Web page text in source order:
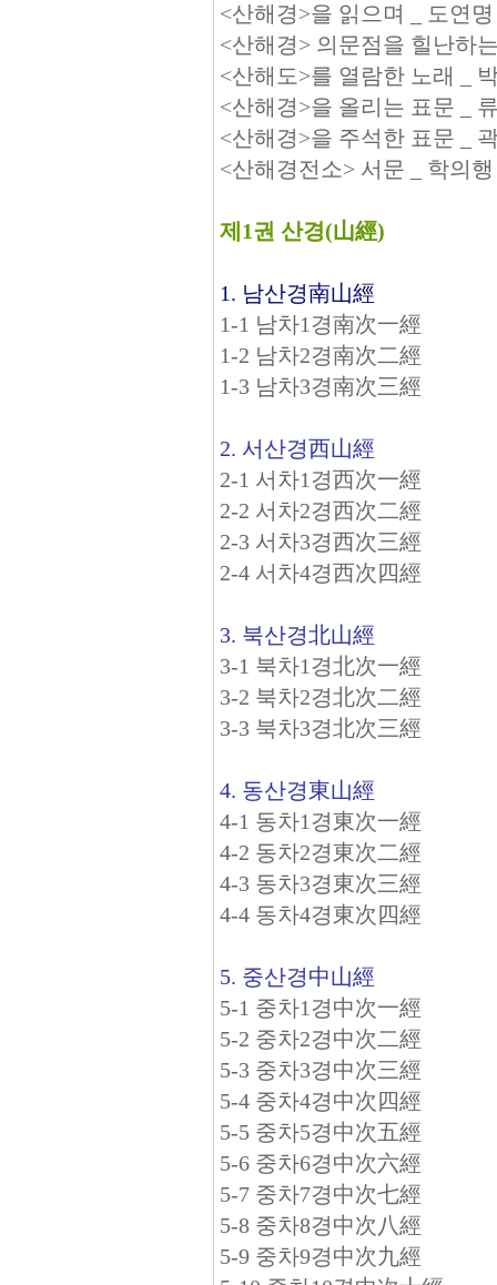
<산해경>을 읽으며 _ 도연명
<산해경> 의문점을 힐난하
<산해도>를 열람한 노래 _
<산해경>을 올리는 표문 _
<산해경>을 주석한 표문 _
<산해경전소> 서문 _ 학의
제1권 산경(山經)
1. 남산경南山經
1-1 남차1경南次一經
1-2 남차2경南次二經
1-3 남차3경南次三經
2. 서산경西山經
2-1 서차1경西次一經
2-2 서차2경西次二經
2-3 서차3경西次三經
2-4 서차4경西次四經
3. 북산경北山經
3-1 북차1경北次一經
3-2 북차2경北次二經
3-3 북차3경北次三經
4. 동산경東山經
4-1 동차1경東次一經
4-2 동차2경東次二經
4-3 동차3경東次三經
4-4 동차4경東次四經
5. 중산경中山經
5-1 중차1경中次一經
5-2 중차2경中次二經
5-3 중차3경中次三經
5-4 중차4경中次四經
5-5 중차5경中次五經
5-6 중차6경中次六經
5-7 중차7경中次七經
5-8 중차8경中次八經
5-9 중차9경中次九經